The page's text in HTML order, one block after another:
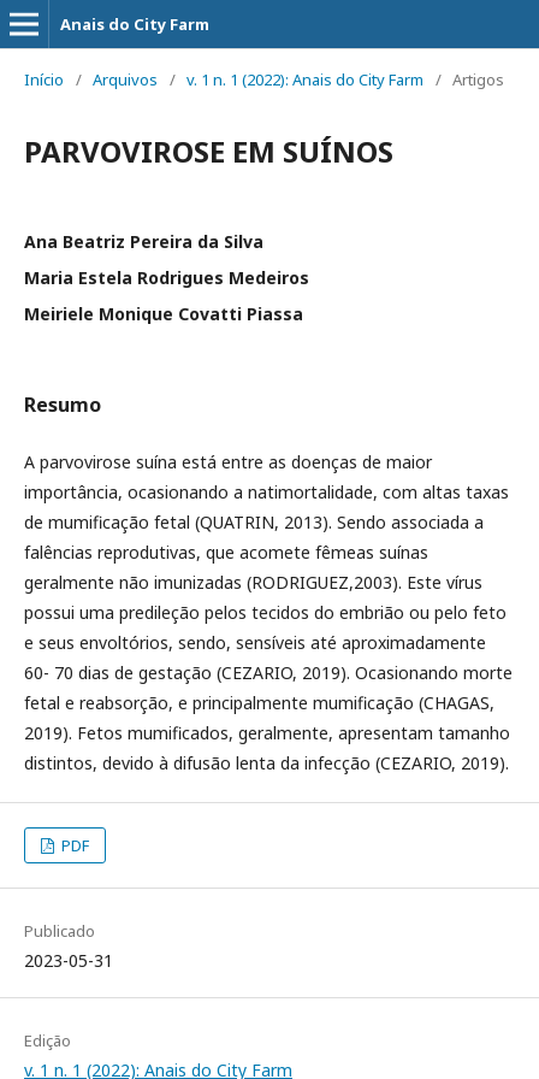
Anais do City Farm
Início / Arquivos / v. 1 n. 1 (2022): Anais do City Farm / Artigos
PARVOVIROSE EM SUÍNOS
Ana Beatriz Pereira da Silva
Maria Estela Rodrigues Medeiros
Meiriele Monique Covatti Piassa
Resumo
A parvovirose suína está entre as doenças de maior
importância, ocasionando a natimortalidade, com altas taxas
de mumificação fetal (QUATRIN, 2013). Sendo associada a
falências reprodutivas, que acomete fêmeas suínas
geralmente não imunizadas (RODRIGUEZ,2003). Este vírus
possui uma predileção pelos tecidos do embrião ou pelo feto
e seus envoltórios, sendo, sensíveis até aproximadamente
60- 70 dias de gestação (CEZARIO, 2019). Ocasionando morte
fetal e reabsorção, e principalmente mumificação (CHAGAS,
2019). Fetos mumificados, geralmente, apresentam tamanho
distintos, devido à difusão lenta da infecção (CEZARIO, 2019).
PDF
Publicado
2023-05-31
Edição
v. 1 n. 1 (2022): Anais do City Farm